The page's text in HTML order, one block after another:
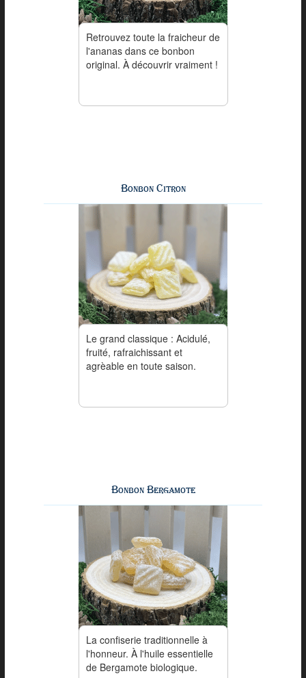
Retrouvez toute la fraicheur de
l'ananas dans ce bonbon
original. À découvrir vraiment !
Bonbon Citron
Le grand classique : Acidulé,
fruité, rafraichissant et
agrèable en toute saison.
Bonbon Bergamote
La confiserie traditionnelle à
l'honneur. À l'huile essentielle
de Bergamote biologique.